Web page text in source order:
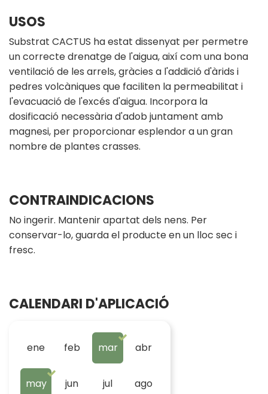
USOS
Substrat CACTUS ha estat dissenyat per permetre
un correcte drenatge de l'aigua, així com una bona
ventilació de les arrels, gràcies a l'addició d'àrids i
pedres volcàniques que faciliten la permeabilitat i
l'evacuació de l'excés d'aigua. Incorpora la
dosificació necessària d'adob juntament amb
magnesi, per proporcionar esplendor a un gran
nombre de plantes crasses.
CONTRAINDICACIONS
No ingerir. Mantenir apartat dels nens. Per
conservar-lo, guarda el producte en un lloc sec i
fresc.
CALENDARI D'APLICACIÓ
ene feb mar abr
may jun jul ago